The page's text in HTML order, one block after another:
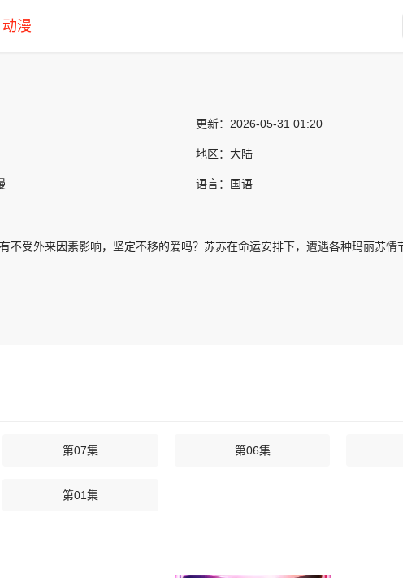
动漫
更新： 2026-05-31 01:20
地区： 大陆
语言： 国语
不受外来因素影响，坚定不移的爱吗？苏苏在命运安排下，遭遇各种玛丽苏
第07集 第06集
第01集